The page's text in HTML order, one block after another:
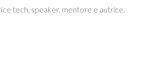
tech, speaker, mentore e autrice.